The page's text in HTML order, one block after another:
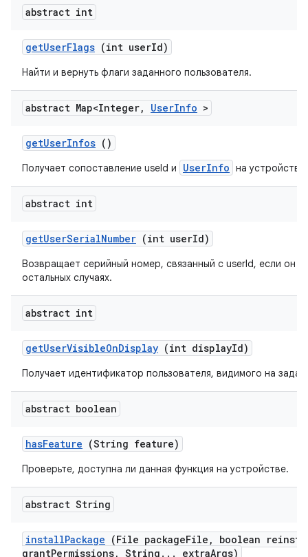
abstract int
getUserFlags (int userId)
Найти и вернуть флаги заданного пользователя.
abstract Map<Integer, UserInfo >
getUserInfos ()
Получает сопоставление useId и UserInfo на устройстве.
abstract int
getUserSerialNumber (int userId)
Возвращает серийный номер, связанный с userId, если он
остальных случаях.
abstract int
getUserVisibleOnDisplay (int displayId)
Получает идентификатор пользователя, видимого на
abstract boolean
hasFeature (String feature)
Проверьте, доступна ли данная функция на устройстве.
abstract String
installPackage (File packageFile ,
boolean
grantPermissions, String . . . extraArgs)